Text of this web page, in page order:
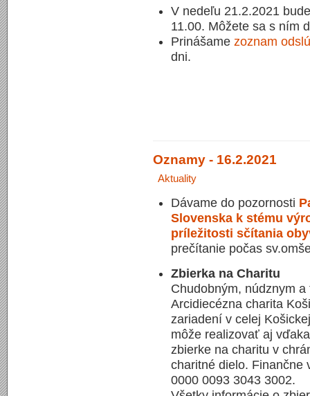
V nedeľu 21.2.2021
11.00. Môžete sa s ním
Prinášamezoznam
dni.
Oznamy - 16.2.2021
Aktuality
Dávame do pozornosti
Slovenska k stému
príležitosti sčítania
prečítanie počas
Zbierka na Charitu
Chudobným, núdznym
Arcidiecézna charita
zariadení v celej
môže realizovať aj
zbierke na charitu v
charitné dielo. Finančne
0000 0093 3043 3002.